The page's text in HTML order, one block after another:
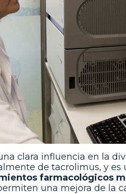
clara influencia en la
de tacrolimus, y
farmacológicos
una mejora de la